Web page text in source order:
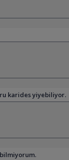
karides yiyebiliyor.